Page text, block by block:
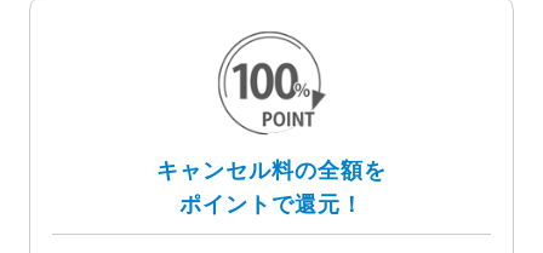
キャンセル料の全額を
ポイントで還元！